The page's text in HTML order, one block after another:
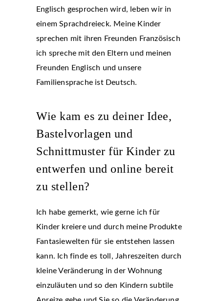
Englisch gesprochen wird, leben wir in
einem Sprachdreieck. Meine Kinder
sprechen mit ihren Freunden Französisch
ich spreche mit den Eltern und meinen
Freunden Englisch und unsere
Familiensprache ist Deutsch.
Wie kam es zu deiner Idee,
Bastelvorlagen und
Schnittmuster für Kinder zu
entwerfen und online bereit
zu stellen?
Ich habe gemerkt, wie gerne ich für
Kinder kreiere und durch meine Produkte
Fantasiewelten für sie entstehen lassen
kann. Ich finde es toll, Jahreszeiten durch
kleine Veränderung in der Wohnung
einzuläuten und so den Kindern subtile